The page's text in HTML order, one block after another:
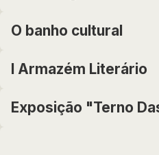
O banho cultural
I Armazém Literário
Exposição "Terno